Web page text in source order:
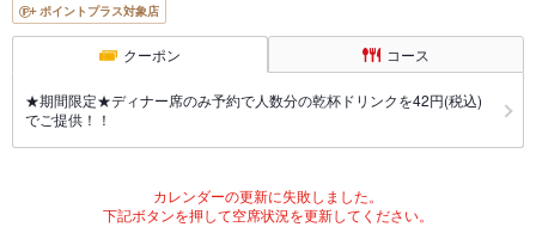
ポイントプラス対象店
クーポン コース
★期間限定★ディナー席のみ予約で人数分の乾杯ドリンクを42円(税込)
でご提供！！
カレンダーの更新に失敗しました。
下記ボタンを押して空席状況を更新してください。